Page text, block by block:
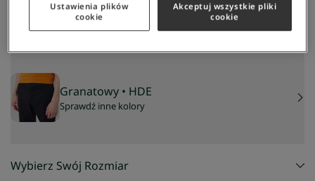
NAJNIŻSZA CENA Z 30 DNI:
CENA REGULARNA: 499 zł -50%
Granatowy • HDE
Sprawdź inne kolory
Wybierz Swój Rozmiar
Ustawienia plików
cookie
Akceptuj wszystkie pliki
cookie